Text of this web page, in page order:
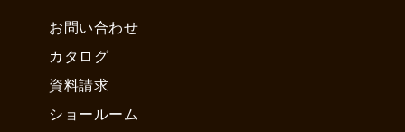
お問い合わせ
カタログ
資料請求
ショールーム